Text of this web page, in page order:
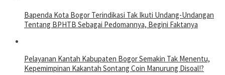
Bapenda Kota Bogor Terindikasi Tak Ikuti Undang-Undangan
Tentang BPHTB Sebagai Pedomannya, Begini Faktanya
Pelayanan Kantah Kabupaten Bogor Semakin Tak Menentu,
Kepemimpinan Kakantah Sontang Coin Manurung Disoal!?